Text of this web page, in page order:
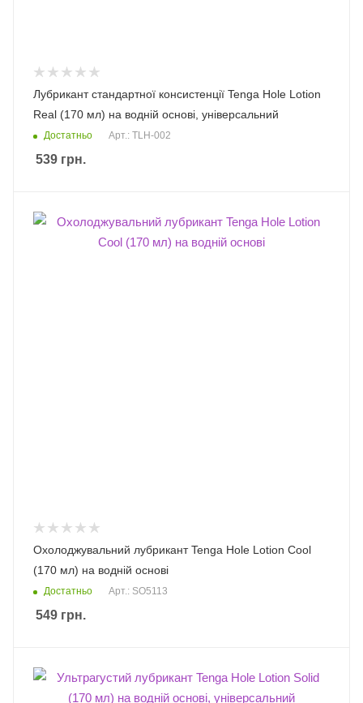
Лубрикант стандартної консистенції Tenga Hole Lotion
Real (170 мл) на водній основі, універсальний
Достатньо Арт.: TLH-002
539 грн.
Охолоджувальний лубрикант Tenga Hole Lotion Cool
(170 мл) на водній основі
Достатньо Арт.: SO5113
549 грн.